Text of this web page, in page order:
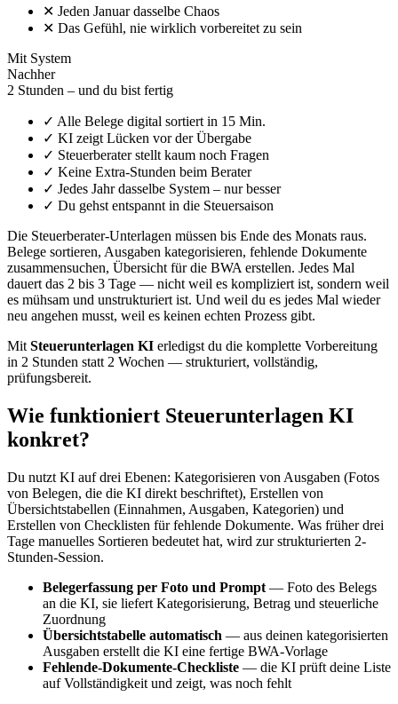
✕ Jeden Januar dasselbe Chaos
✕ Das Gefühl, nie wirklich vorbereitet zu sein
Mit System
Nachher
2 Stunden – und du bist fertig
✓ Alle Belege digital sortiert in 15 Min.
✓ KI zeigt Lücken vor der Übergabe
✓ Steuerberater stellt kaum noch Fragen
✓ Keine Extra-Stunden beim Berater
✓ Jedes Jahr dasselbe System – nur besser
✓ Du gehst entspannt in die Steuersaison
Die Steuerberater-Unterlagen müssen bis Ende des Monats raus.
Belege sortieren, Ausgaben kategorisieren, fehlende Dokumente
zusammensuchen, Übersicht für die BWA erstellen. Jedes Mal
dauert das 2 bis 3 Tage — nicht weil es kompliziert ist, sondern weil
es mühsam und unstrukturiert ist. Und weil du es jedes Mal wieder
neu angehen musst, weil es keinen echten Prozess gibt.
Mit Steuerunterlagen KI erledigst du die komplette Vorbereitung
in 2 Stunden statt 2 Wochen — strukturiert, vollständig,
prüfungsbereit.
Wie funktioniert Steuerunterlagen KI
konkret?
Du nutzt KI auf drei Ebenen: Kategorisieren von Ausgaben (Fotos
von Belegen, die die KI direkt beschriftet), Erstellen von
Übersichtstabellen (Einnahmen, Ausgaben, Kategorien) und
Erstellen von Checklisten für fehlende Dokumente. Was früher drei
Tage manuelles Sortieren bedeutet hat, wird zur strukturierten 2-
Stunden-Session.
Belegerfassung per Foto und Prompt — Foto des Belegs
an die KI, sie liefert Kategorisierung, Betrag und steuerliche
Zuordnung
Übersichtstabelle automatisch — aus deinen kategorisierten
Ausgaben erstellt die KI eine fertige BWA-Vorlage
Fehlende-Dokumente-Checkliste — die KI prüft deine Liste
auf Vollständigkeit und zeigt, was noch fehlt